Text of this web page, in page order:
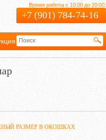
Время работы с 10:00 до 20:00:
+7 (901) 784-74-16
РАЗМЕР В ОКОШКАХ